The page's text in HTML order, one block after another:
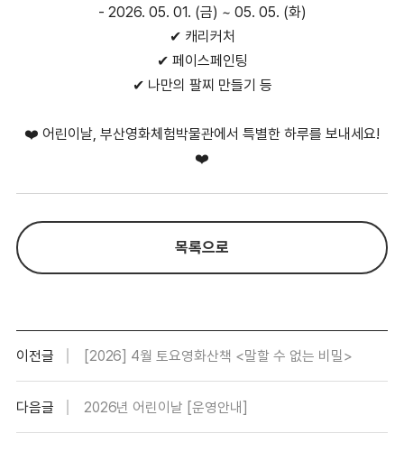
- 2026. 05. 01. (금) ~ 05. 05. (화)
✔ 캐리커처
✔ 페이스페인팅
✔ 나만의 팔찌 만들기 등
❤️ 어린이날, 부산영화체험박물관에서 특별한 하루를 보내세요!
❤️
목록으로
이전글 [2026] 4월 토요영화산책 <말할 수 없는 비밀>
다음글 2026년 어린이날 [운영안내]